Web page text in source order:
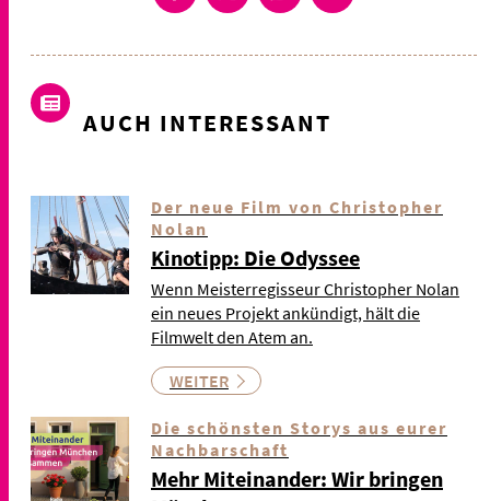
AUCH INTERESSANT
Der neue Film von Christopher
Nolan
Kinotipp: Die Odyssee
Wenn Meisterregisseur Christopher Nolan
ein neues Projekt ankündigt, hält die
Filmwelt den Atem an.
WEITER
Die schönsten Storys aus eurer
Nachbarschaft
Mehr Miteinander: Wir bringen